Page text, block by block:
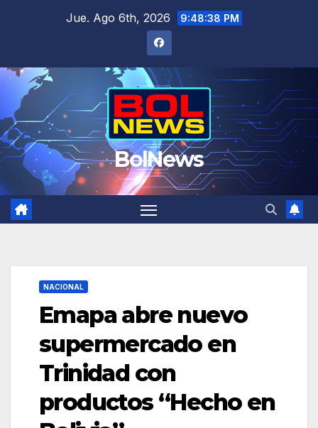
Jue. Ago 6th, 2026 9:48:38 PM
BolNews
NACIONAL
Emapa abre nuevo
supermercado en
Trinidad con
productos “Hecho en